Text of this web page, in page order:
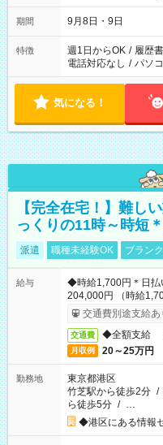
時間は変更となる可
期間 9月8日・9日
特徴 週1日からOK / 履歴
電話対応なし / パソ
気になる！
【完全在宅！】難し
っくりの11時～時短
派遣 職種未経験OK ブラン
給与
◆時給1,700円＊日払
204,000円 （時給
交通費別途支給あ
交通費 ◆全額支給
月収例 20～25万円
勤務地
東京都港区
竹芝駅から徒歩2分 /
ら徒歩5分 / …
◆港区にある情報